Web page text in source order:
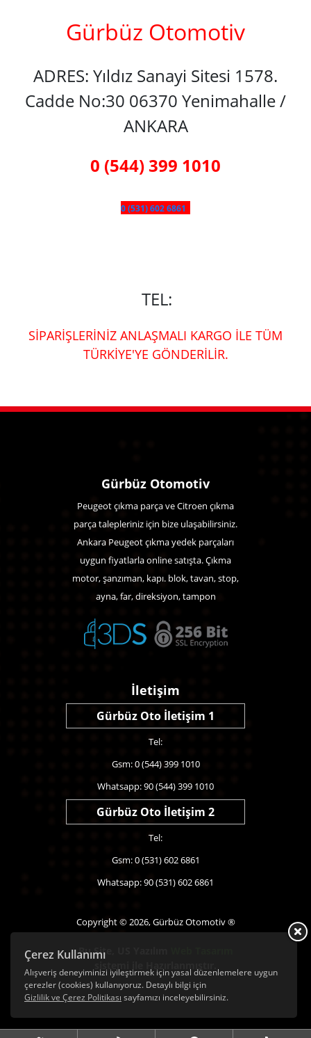
Gürbüz Otomotiv
ADRES: Yıldız Sanayi Sitesi 1578.
Cadde No:30 06370 Yenimahalle /
ANKARA
0 (544) 399 1010
0 (531) 602 6861
TEL:
SİPARİŞLERİNİZ ANLAŞMALI KARGO İLE TÜM
TÜRKİYE'YE GÖNDERİLİR.
Çerez Kullanımı
Alışveriş deneyiminizi iyileştirmek için yasal düzenlemelere uygun
çerezler (cookies) kullanıyoruz. Detaylı bilgi için
Gizlilik ve Çerez Politikası sayfamızı inceleyebilirsiniz.
Gürbüz Otomotiv
Peugeot çıkma parça ve Citroen çıkma
parça talepleriniz için bize ulaşabilirsiniz.
Ankara Peugeot çıkma yedek parçaları
uygun fiyatlarla online satışta. Çıkma
motor, şanzıman, kapı. blok, tavan, stop,
ayna, far, direksiyon, tampon
İletişim
Gürbüz Oto İletişim 1
Tel:
Gsm: 0 (544) 399 1010
Whatsapp: 90 (544) 399 1010
Gürbüz Oto İletişim 2
Tel:
Gsm: 0 (531) 602 6861
Whatsapp: 90 (531) 602 6861
Copyright © 2026, Gürbüz Otomotiv ®
Bu Site,